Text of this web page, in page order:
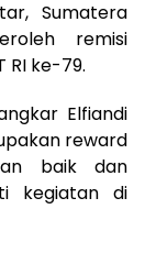
Sumatera
remisi
RI ke-79.
Elfiandi
reward
baik dan
kegiatan di